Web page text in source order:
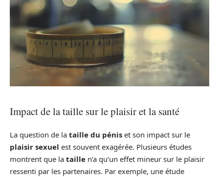
Impact de la taille sur le plaisir et la santé
La question de la taille du pénis et son impact sur le
plaisir sexuel est souvent exagérée. Plusieurs études
montrent que la taille n’a qu’un effet mineur sur le plaisir
ressenti par les partenaires. Par exemple, une étude